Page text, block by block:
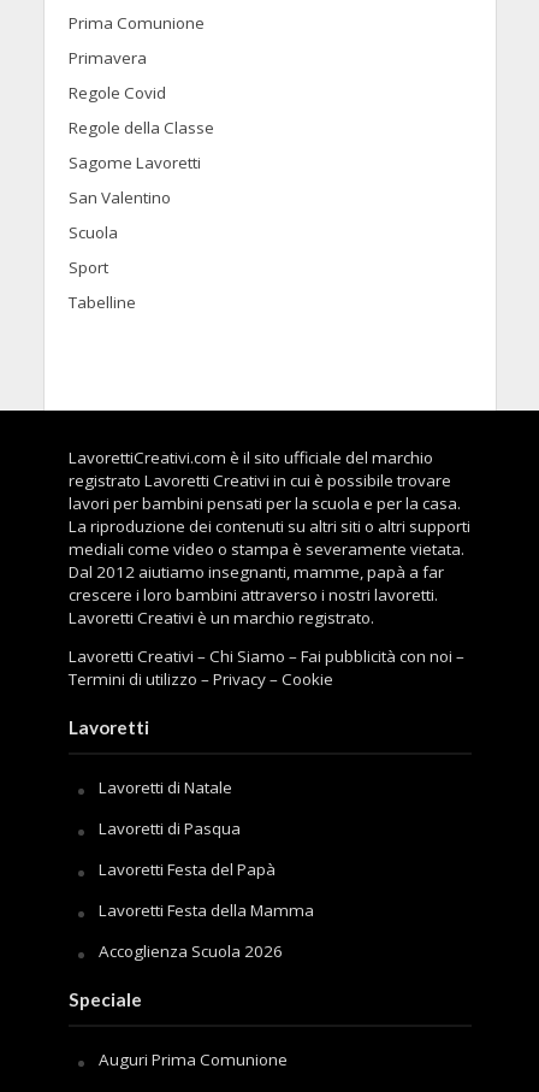
Prima Comunione
Primavera
Regole Covid
Regole della Classe
Sagome Lavoretti
San Valentino
Scuola
Sport
Tabelline
LavorettiCreativi.com è il sito ufficiale del marchio
registrato Lavoretti Creativi in cui è possibile trovare
lavori per bambini pensati per la scuola e per la casa.
La riproduzione dei contenuti su altri siti o altri supporti
mediali come video o stampa è severamente vietata.
Dal 2012 aiutiamo insegnanti, mamme, papà a far
crescere i loro bambini attraverso i nostri lavoretti.
Lavoretti Creativi è un marchio registrato.
Lavoretti Creativi –Chi Siamo –Fai pubblicità con noi –
Termini di utilizzo –Privacy–Cookie
Lavoretti
Lavoretti di Natale
Lavoretti di Pasqua
Lavoretti Festa del Papà
Lavoretti Festa della Mamma
Accoglienza Scuola 2026
Speciale
Auguri Prima Comunione